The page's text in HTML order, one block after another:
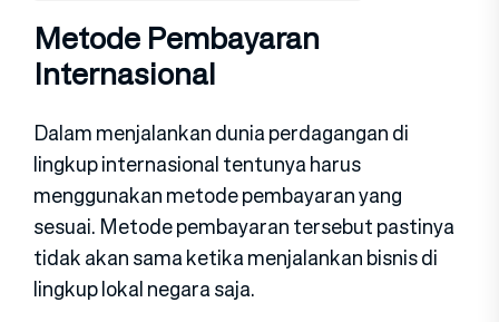
Metode Pembayaran
Internasional
Dalam menjalankan dunia perdagangan di
lingkup internasional tentunya harus
menggunakan metode pembayaran yang
sesuai. Metode pembayaran tersebut pastinya
tidak akan sama ketika menjalankan bisnis di
lingkup lokal negara saja.